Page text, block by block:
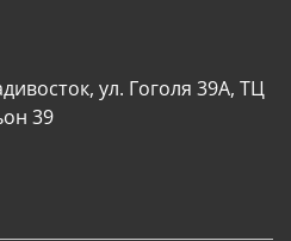
ул. Гоголя 39А, ТЦ
39